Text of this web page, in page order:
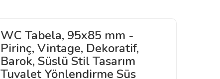
WC Tabela, 95x85 mm -
Pirinç, Vintage, Dekoratif,
Barok, Süslü Stil Tasarım
Tuvalet Yönlendirme Süs